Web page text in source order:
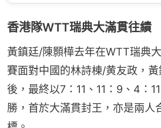
香港隊WTT瑞典大滿貫往績
黃鎮廷/陳顥樺去年在WTT瑞典
賽面對中國的林詩棟/黄友政，
後，最終以7：11、11：9、4：
勝，首於大滿貫封王，亦是兩人